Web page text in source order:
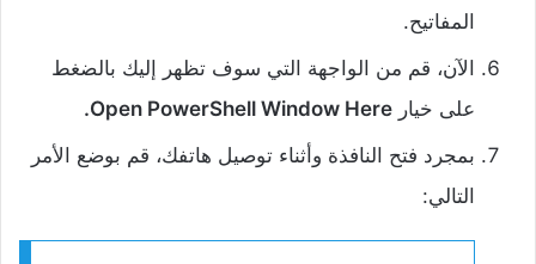
المفاتيح.
الآن، قم من الواجهة التي سوف تظهر إليك بالضغط
على خيار Open PowerShell Window Here.
بمجرد فتح النافذة وأثناء توصيل هاتفك، قم بوضع الأمر
التالي: